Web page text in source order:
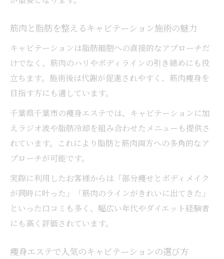
筋肉と脂肪を整えるキャビテーション施術の魅力
キャビテーションは脂肪細胞への直接的なアプローチだ
けでなく、筋肉のハリやボディラインの引き締めにも役
立ちます。施術後は代謝が促進されやすく、筋肉痩身を
目指す方にも適しています。
千葉県千葉市の痩身エステでは、キャビテーションに加
えラジオ波や脂肪冷却を組み合わせたメニューも提供さ
れています。これにより脂肪と筋肉両方への多角的なア
プローチが可能です。
実際に利用したお客様からは「部分痩せとボディメイク
が同時に叶った」「筋肉のラインがきれいに出てきた」
といった口コミも多く、幅広い年代やダイエット経験者
にも高く評価されています。
痩身エステで人気のキャビテーションの選び方